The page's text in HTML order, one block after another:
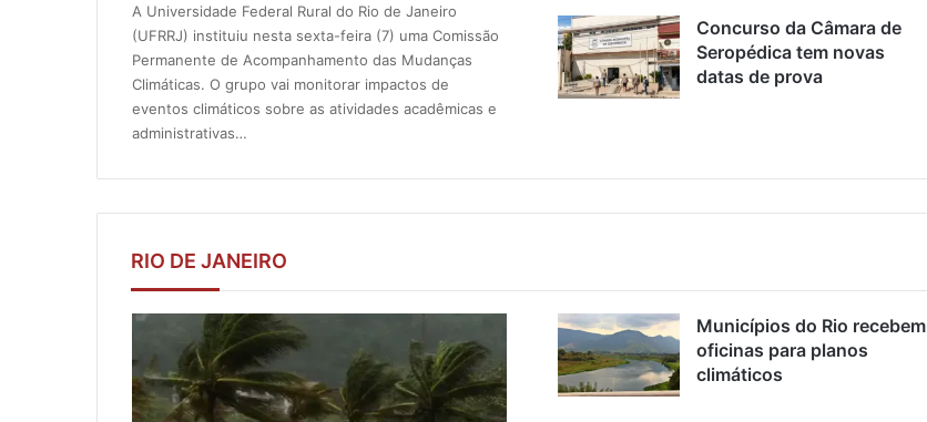
A Universidade Federal Rural do Rio de Janeiro
(UFRRJ) instituiu nesta sexta-feira (7) uma Comissão
Permanente de Acompanhamento das Mudanças
Climáticas. O grupo vai monitorar impactos de
eventos climáticos sobre as atividades acadêmicas e
administrativas…
Concurso da Câmara de
Seropédica tem novas
datas de prova
RIO DE JANEIRO
Municípios do Rio recebem
oficinas para planos
climáticos